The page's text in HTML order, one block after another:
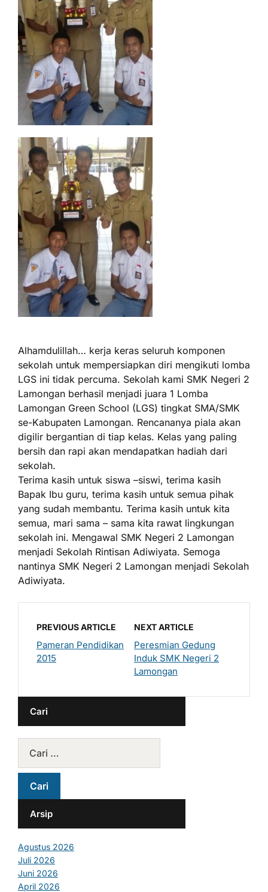
Alhamdulillah… kerja keras seluruh komponen
sekolah untuk mempersiapkan diri mengikuti lomba
LGS ini tidak percuma. Sekolah kami SMK Negeri 2
Lamongan berhasil menjadi juara 1 Lomba
Lamongan Green School (LGS) tingkat SMA/SMK
se-Kabupaten Lamongan. Rencananya piala akan
digilir bergantian di tiap kelas. Kelas yang paling
bersih dan rapi akan mendapatkan hadiah dari
sekolah.
Terima kasih untuk siswa –siswi, terima kasih
Bapak Ibu guru, terima kasih untuk semua pihak
yang sudah membantu. Terima kasih untuk kita
semua, mari sama – sama kita rawat lingkungan
sekolah ini. Mengawal SMK Negeri 2 Lamongan
menjadi Sekolah Rintisan Adiwiyata. Semoga
nantinya SMK Negeri 2 Lamongan menjadi Sekolah
Adiwiyata.
PREVIOUS ARTICLE
Pameran Pendidikan
2015
NEXT ARTICLE
Peresmian Gedung
Induk SMK Negeri 2
Lamongan
Cari
Arsip
Agustus 2026
Juli 2026
Juni 2026
April 2026